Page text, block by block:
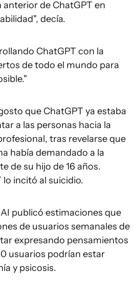
de ChatGPT en
decía.
ChatGPT con la
de todo el mundo para
que ChatGPT ya estaba
a las personas hacia la
tras revelarse que
había demandado a la
de su hijo de 16 años.
lo incitó al suicidio.
publicó estimaciones que
de usuarios semanales de
expresando pensamientos
usuarios podrían estar
y psicosis.